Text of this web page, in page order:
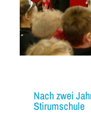
Nach zwei
Stirumschule